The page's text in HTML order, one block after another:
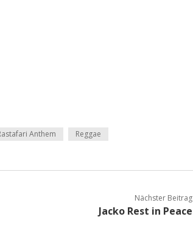
Anthem Reggae
Nächster Beitrag
Jacko Rest in Peace